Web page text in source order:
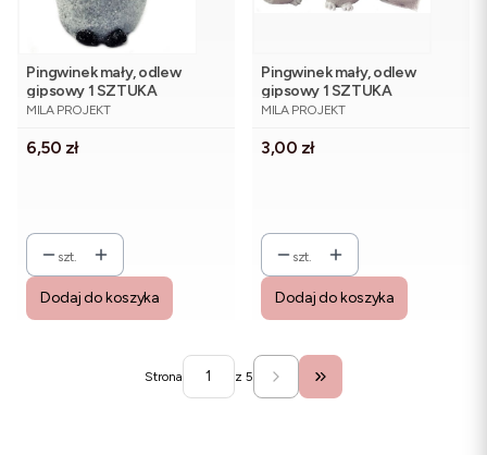
Pingwinek mały, odlew
gipsowy 1 SZTUKA
MALOWANY
PRODUCENT
MILA PROJEKT
Cena
6,50 zł
szt.
Dodaj do koszyka
Pingwinek mały, odlew
gipsowy 1 SZTUKA
PRODUCENT
MILA PROJEKT
Cena
3,00 zł
szt.
Dodaj do koszyka
Strona z 5 Przejdź do ostatniej